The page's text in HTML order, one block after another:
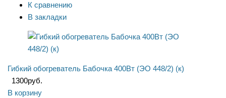
К сравнению
В закладки
Гибкий обогреватель Бабочка 400Вт (ЭО 448/2) (к)
1300руб.
В корзину